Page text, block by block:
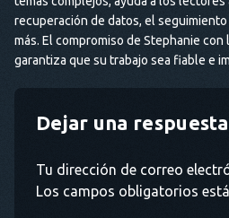
recuperación de datos, el
más. El compromiso de Stephanie con
garantiza que su trabajo sea fiable e
Dejar una
Tu dirección de correo
Los campos obligatorios